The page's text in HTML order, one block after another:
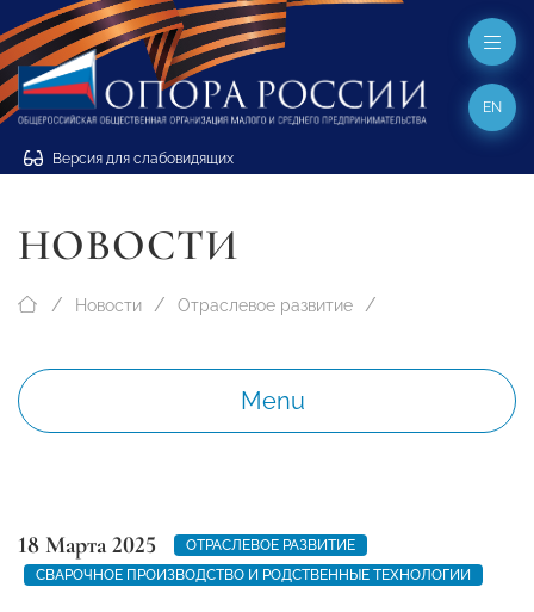
Версия для слабовидящих
EN
НОВОСТИ
Новости Отраслевое развитие
Menu
18 Марта 2025
ОТРАСЛЕВОЕ РАЗВИТИЕ
СВАРОЧНОЕ ПРОИЗВОДСТВО И РОДСТВЕННЫЕ ТЕХНОЛОГИИ